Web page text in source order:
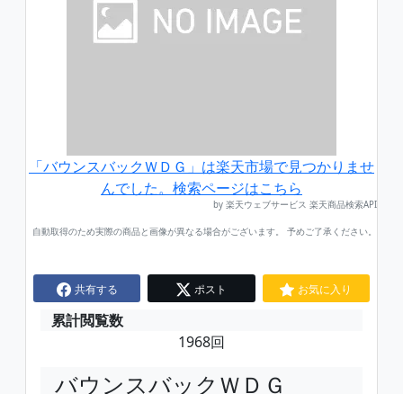
「バウンスバックＷＤＧ」は楽天市場で見つかりませ
んでした。検索ページはこちら
by 楽天ウェブサービス 楽天商品検索API
自動取得のため実際の商品と画像が異なる場合がございます。 予めご了承ください。
共有する ポスト お気に入り
累計閲覧数
1968回
バウンスバックＷＤＧ